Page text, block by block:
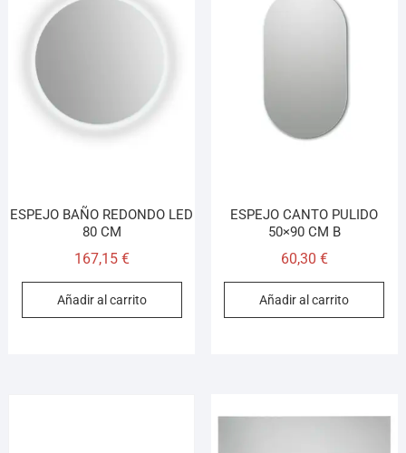
ESPEJO BAÑO REDONDO LED
80 CM
167,15 €
Añadir al carrito
ESPEJO CANTO PULIDO
50×90 CM B
60,30 €
Añadir al carrito
¡Hola! Soy el asesor virtual de Ferretería El Arroyo.
Cuéntame qué necesitas y te ayudo a encontrarlo,